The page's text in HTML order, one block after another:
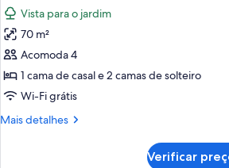
para
baía
as
fotos
de
Quarto
família,
para
Vista para o jardim
70 m²
Acomoda 4
1 cama de casal e 2 camas de solteiro
Wi-Fi grátis
Mais detalhes
Mais
Verificar